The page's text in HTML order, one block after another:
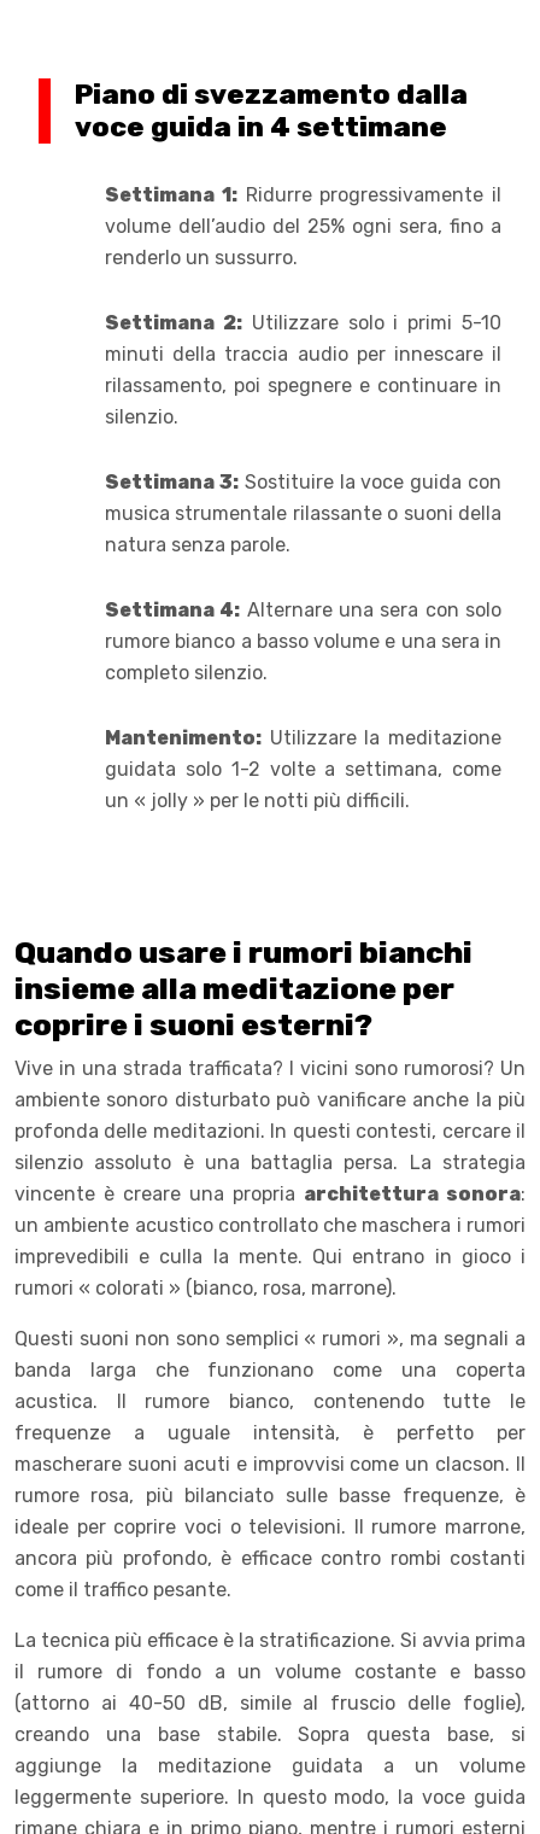
Piano di svezzamento dalla
voce guida in 4 settimane
Settimana 1:Ridurre progressivamente il
volume dell’audio del 25% ogni sera, fino a
renderlo un sussurro.
Settimana 2:Utilizzare solo i primi 5-10
minuti della traccia audio per innescare il
rilassamento, poi spegnere e continuare in
silenzio.
Settimana 3:Sostituire la voce guida con
musica strumentale rilassante o suoni della
natura senza parole.
Settimana 4: Alternare una sera con solo
rumore bianco a basso volume e una sera in
completo silenzio.
Mantenimento: Utilizzare la meditazione
guidata solo 1-2 volte a settimana, come
un « jolly » per le notti più difficili.
Quando usare i rumori bianchi
insieme alla meditazione per
coprire i suoni esterni?
Vive in una strada trafficata? I vicini sono rumorosi? Un
ambiente sonoro disturbato può vanificare anche la più
profonda delle meditazioni. In questi contesti, cercare il
silenzio assoluto è una battaglia persa. La strategia
vincente è creare una propria architettura sonora:
un ambiente acustico controllato che maschera i rumori
imprevedibili e culla la mente. Qui entrano in gioco i
rumori « colorati » (bianco, rosa, marrone).
Questi suoni non sono semplici « rumori », ma segnali a
banda larga che funzionano come una coperta
acustica. Il rumore bianco, contenendo tutte le
frequenze a uguale intensità, è perfetto per
mascherare suoni acuti e improvvisi come un clacson. Il
rumore rosa, più bilanciato sulle basse frequenze, è
ideale per coprire voci o televisioni. Il rumore marrone,
ancora più profondo, è efficace contro rombi costanti
come il traffico pesante.
La tecnica più efficace è la stratificazione. Si avvia prima
il rumore di fondo a un volume costante e basso
(attorno ai 40-50 dB, simile al fruscio delle foglie),
creando una base stabile. Sopra questa base, si
aggiunge la meditazione guidata a un volume
leggermente superiore. In questo modo, la voce guida
rimane chiara e in primo piano, mentre i rumori esterni